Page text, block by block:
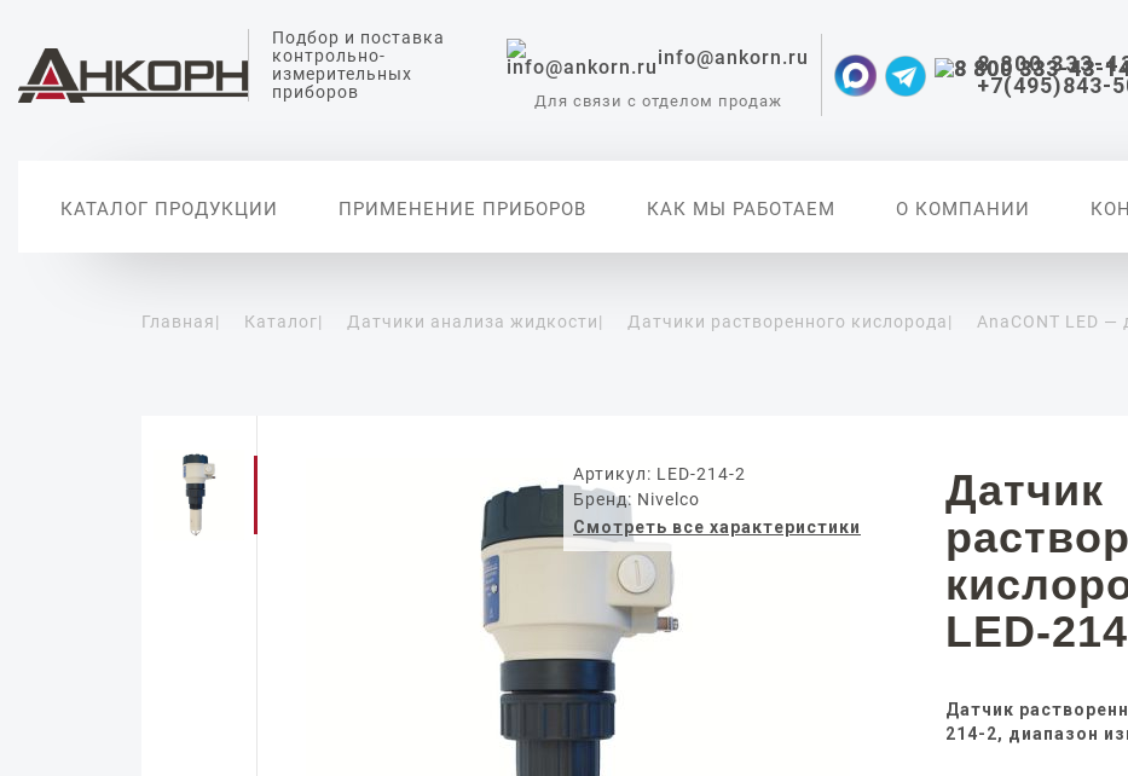
Подбор и поставка
контрольно-
измерительных
приборов
info@ankorn.ru
Для связи с отделом продаж
8 800 333-
+7(495)843-
КАТАЛОГ ПРОДУКЦИИ ПРИМЕНЕНИЕ ПРИБОРОВ КАК МЫ РАБОТАЕМ О КОМПАНИИ
Главная| Каталог| Датчики анализа жидкости| Датчики растворенного кислорода| AnaCONT LED —
Артикул: LED-214-2
Бренд: Nivelco
Смотреть все характеристики
Датчик
LED-
Датчик
214-2, диапазон